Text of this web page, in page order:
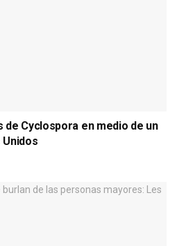
Cyclospora en medio de un